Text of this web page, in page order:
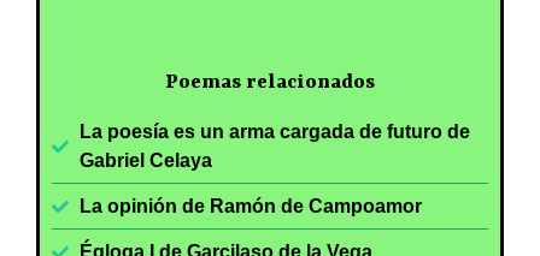
Poemas relacionados
La poesía es un arma cargada de futuro de
Gabriel Celaya
La opinión de Ramón de Campoamor